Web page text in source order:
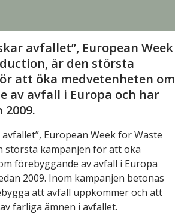
avfallet”, European Week
är den största
att öka medvetenheten om
av avfall i Europa och har
European Week for Waste
största kampanjen för att öka
förebyggande av avfall i Europa
2009. Inom kampanjen betonas
att avfall uppkommer och att
farliga ämnen i avfallet.